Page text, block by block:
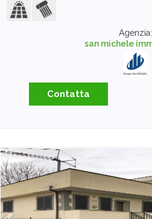
Agenzia:
san michele
Contatta